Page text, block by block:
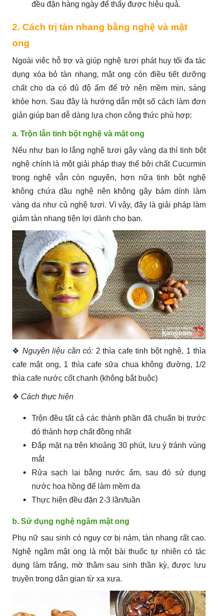
đều đặn hàng ngày để thấy được hiệu quả.
2. Cách trị tàn nhang bằng nghệ và mật
ong
Ngoài viêc hỗ trợ và giúp nghệ tươi phát huy tối đa tác
dụng xóa bỏ tàn nhang, mật ong còn điều tiết dưỡng
chất cho da có đủ độ ẩm để trở nên mềm mịn, sáng
khỏe hơn. Sau đây là hướng dẫn một số cách làm đơn
giản giúp bạn dễ dàng lựa chọn công thức phù hợp:
a. Trộn lẫn tinh bột nghệ và mật ong
Nếu như bạn lo lắng nghệ tươi gây vàng da thì tinh bột
nghệ chính là một giải pháp thay thế bởi chất Cucurmin
trong nghệ vẫn còn nguyên, hơn nữa tinh bột nghệ
không chứa dầu nghệ nên không gây bám dính làm
vàng da như củ nghệ tươi. Vì vậy, đây là giải pháp làm
giảm tàn nhang tiện lợi dành cho bạn.
❖ Nguyên liệu cần có: 2 thìa cafe tinh bột nghệ, 1 thìa
cafe mật ong, 1 thìa cafe sữa chua không đường, 1/2
thìa cafe nước cốt chanh (không bắt buộc)
❖ Cách thực hiện
Trộn đều tất cả các thành phần đã chuẩn bị trước
đó thành hợp chất đồng nhất
Đắp mặt nạ trên khoảng 30 phút, lưu ý tránh vùng
mắt
Rửa sạch lại bằng nước ấm, sau đó sử dụng
nước hoa hồng để làm mềm da
Thực hiện đều đặn 2-3 lần/tuần
b. Sử dụng nghệ ngâm mật ong
Phụ nữ sau sinh có nguy cơ bị nám, tàn nhang rất cao.
Nghệ ngâm mật ong là một bài thuốc tự nhiên có tác
dụng làm trắng, mờ thâm sau sinh thần kỳ, được lưu
truyền trong dân gian từ xa xưa.